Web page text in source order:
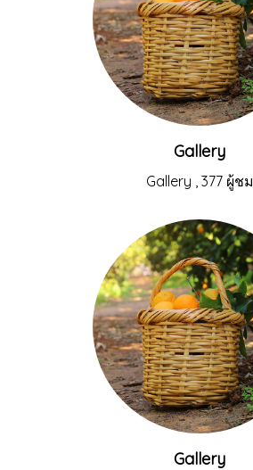
Gallery
Gallery , 377 ผู้ชม
Gallery